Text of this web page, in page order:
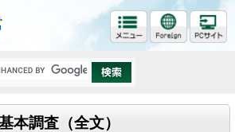
本調査（全文）